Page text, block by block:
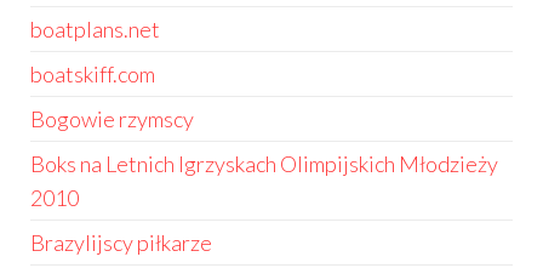
boatplans.net
boatskiff.com
Bogowie rzymscy
Boks na Letnich Igrzyskach Olimpijskich Młodzieży
2010
Brazylijscy piłkarze